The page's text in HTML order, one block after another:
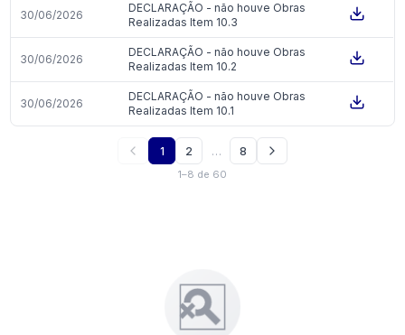
30/06/2026
DECLARAÇÃO - não houve Obras
Realizadas Item 10.3
30/06/2026
DECLARAÇÃO - não houve Obras
Realizadas Item 10.2
30/06/2026
DECLARAÇÃO - não houve Obras
Realizadas Item 10.1
1 2 … 8
1–8 de 60